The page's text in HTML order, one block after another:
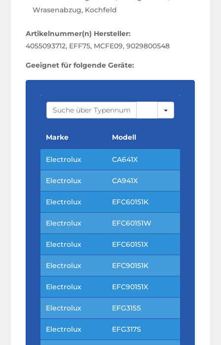
Wrasenabzug, Kochfeld
Artikelnummer(n) Hersteller:
4055093712, EFF75, MCFE09, 9029800548
Geeignet für folgende Geräte:
S
A
C
H
Marke Modell
Electrolux CA641X
Electrolux CA941X
Electrolux EFC60151K
Electrolux EFC60151W
Electrolux EFC60151X
Electrolux EFC90151K
Electrolux EFC90151X
Electrolux EFG315S
Electrolux EFG317S